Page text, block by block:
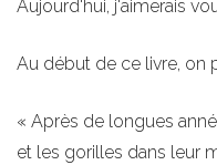
Aujourd'hui, j'aimerais
Au début de ce livre, on
« Après de longues
et les gorilles dans leur